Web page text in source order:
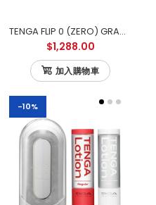
TENGA FLIP 0 (ZERO) GRAVITY ELECTRONIC VIBRATION WHITE 零重力白色電動版
$1,288.00
加入購物車
-10%